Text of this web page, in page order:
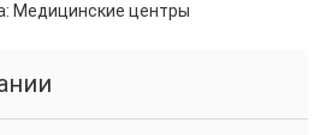
Медицинские центры